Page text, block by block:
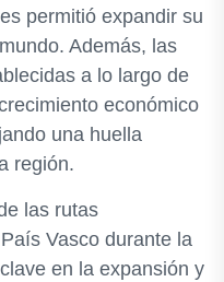
permitió expandir su
Además, las
a lo largo de
económico
una huella
región.
las rutas
Vasco durante la
en la expansión y